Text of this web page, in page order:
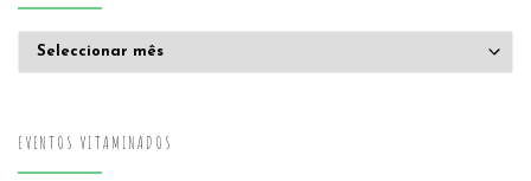
EVENTOS VITAMINADOS